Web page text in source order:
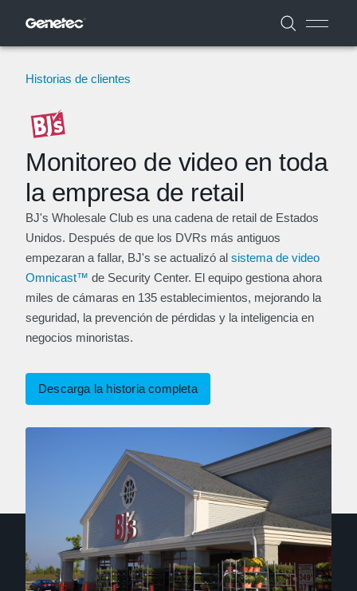
Historias de clientes
Monitoreo de video en toda
la empresa de retail
BJ's Wholesale Club es una cadena de retail de Estados
Unidos. Después de que los DVRs más antiguos
empezaran a fallar, BJ's se actualizó al sistema de video
Omnicast™ de Security Center. El equipo gestiona ahora
miles de cámaras en 135 establecimientos, mejorando la
seguridad, la prevención de pérdidas y la inteligencia en
negocios minoristas.
Descarga la historia completa